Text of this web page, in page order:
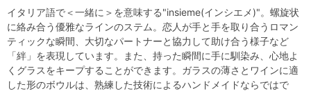
イタリア語で＜一緒に＞を意味する"insieme(インシエメ)"。螺旋状
に絡み合う優雅なラインのステム。恋人が手と手を取り合うロマン
ティックな瞬間、大切なパートナーと協力して助け合う様子など
「絆」を表現しています。また、持った瞬間に手に馴染み、心地よ
くグラスをキープすることができます。ガラスの薄さとワインに適
した形のボウルは、熟練した技術によるハンドメイドならではで